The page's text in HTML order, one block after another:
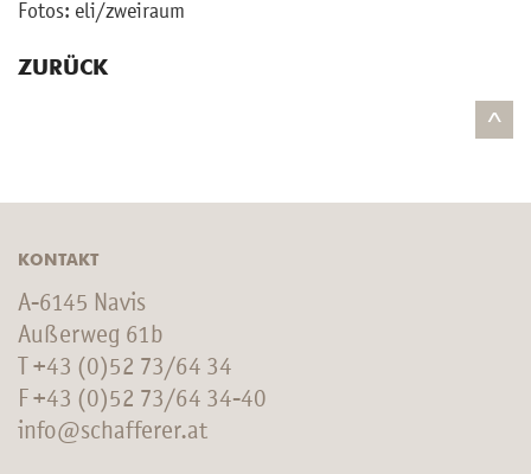
Fotos: eli/zwei­raum
ZURÜCK
^
KONTAKT
A-6145 Navis
Außerweg 61b
+43 (0)52 73/64 34
F +43 (0)52 73/64 34-40
info@schafferer.at